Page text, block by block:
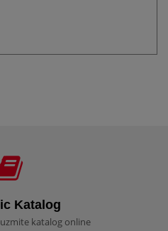
Katalog
katalog online